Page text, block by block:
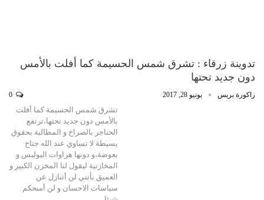
تدوينة زرقاء : تشرق شمس الحسيمة كما أفلت بالأمس
دون جديد تحتها
زاكورة بريس يونيو 28, 2017
تشرق شمس الحسيمة كما أفلت
بالأمس دون جديد تحتها،ترتفع
الحناجر بالصراخ و المطالبة بحقوق
بسيطة لا تساوي عند الله جناح
بعوضة،و دونها هراوات البوليس و
المخازنية ليقول لنا المخزن الكبير و
العميق بأنني لن أتنازل عن
سياسات الاحسان و لن أمنحكم